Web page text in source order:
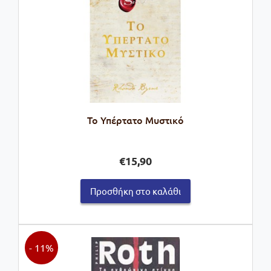
Το Υπέρτατο Μυστικό
€15,90
Προσθήκη στο καλάθι
- 11%